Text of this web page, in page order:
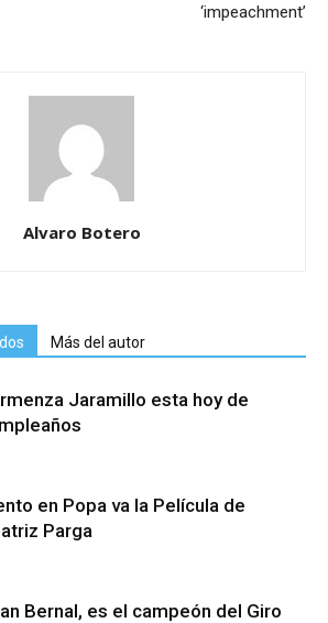
‘impeachment’
Alvaro Botero
Más del autor
Jaramillo esta hoy de
en Popa va la Película de
Parga
Bernal, es el campeón del Giro